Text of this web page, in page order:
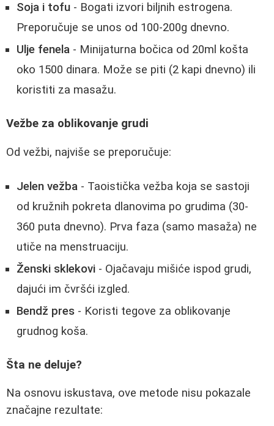
Soja i tofu - Bogati izvori biljnih estrogena.
Preporučuje se unos od 100-200g dnevno.
Ulje fenela - Minijaturna bočica od 20ml košta
oko 1500 dinara. Može se piti (2 kapi dnevno) ili
koristiti za masažu.
Vežbe za oblikovanje grudi
Od vežbi, najviše se preporučuje:
Jelen vežba - Taoistička vežba koja se sastoji
od kružnih pokreta dlanovima po grudima (30-
360 puta dnevno). Prva faza (samo masaža) ne
utiče na menstruaciju.
Ženski sklekovi - Ojačavaju mišiće ispod grudi,
dajući im čvršći izgled.
Bendž pres - Koristi tegove za oblikovanje
grudnog koša.
Šta ne deluje?
Na osnovu iskustava, ove metode nisu pokazale
značajne rezultate: